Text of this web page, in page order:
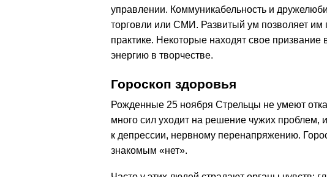
управлении. Коммуникабельность и
торговли или СМИ. Развитый ум позволяет им
практике. Некоторые находят свое
энергию в творчестве.
Гороскоп здоровья
Рожденные 25 ноября Стрельцы не умеют
много сил уходит на решение чужих проблем,
к депрессии, нервному перенапряжению.
знакомым «нет».